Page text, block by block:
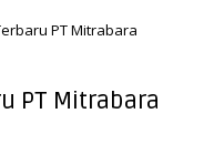
PT Mitrabara
PT Mitrabara